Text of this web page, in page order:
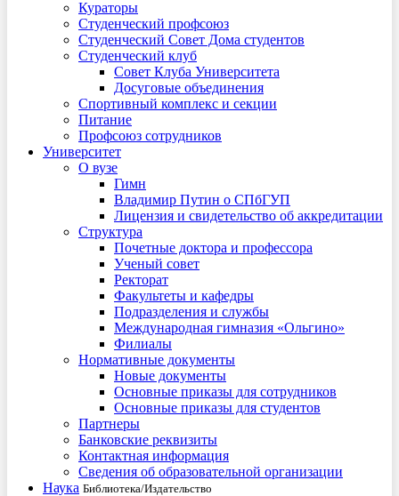
Кураторы
Студенческий профсоюз
Студенческий Совет Дома студентов
Студенческий клуб
Совет Клуба Университета
Досуговые объединения
Спортивный комплекс и секции
Питание
Профсоюз сотрудников
Университет
О вузе
Гимн
Владимир Путин о СПбГУП
Лицензия и свидетельство об аккредитации
Структура
Почетные доктора и профессора
Ученый совет
Ректорат
Факультеты и кафедры
Подразделения и службы
Международная гимназия «Ольгино»
Филиалы
Нормативные документы
Новые документы
Основные приказы для сотрудников
Основные приказы для студентов
Партнеры
Банковские реквизиты
Контактная информация
Сведения об образовательной организации
Наука Библиотека/Издательство